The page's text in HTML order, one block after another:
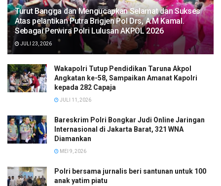
Turut Bangga dan Mengucapkan Selamat dan Sukses
Atas pelantikan Putra Brigjen Pol Drs, A.M Kamal.
Sebagai Perwira Polri Lulusan AKPOL 2026
JULI 23, 2026
Wakapolri Tutup Pendidikan Taruna Akpol
Angkatan ke-58, Sampaikan Amanat Kapolri
kepada 282 Capaja
JULI 11, 2026
Bareskrim Polri Bongkar Judi Online Jaringan
Internasional di Jakarta Barat, 321 WNA
Diamankan
MEI 9, 2026
Polri bersama jurnalis beri santunan untuk 100
anak yatim piatu